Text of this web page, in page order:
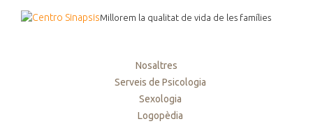
Millorem la qualitat de vida de les famílies
Nosaltres
Serveis de Psicologia
Sexologia
Logopèdia